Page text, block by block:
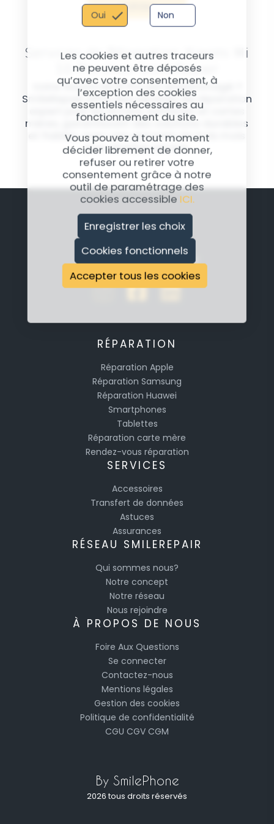
Oui Non
Les cookies et autres traceurs
ne peuvent être déposés
qu’avec votre consentement, à
l’exception des cookies
essentiels nécessaires au
fonctionnement du site.
Vous pouvez à tout moment
décider librement de donner,
refuser ou retirer votre
consentement grâce à notre
outil de paramétrage des
cookies accessible ICI.
Enregistrer les choix
Cookies fonctionnels
Accepter tous les cookies
être nécessaire pour évaluer des dommages plus
Valider
Services de Réparation Xiaomi Mi
10 Pro chez SmileRepair
Votre Xiaomi Mi 10 Pro est endommagé ?
SmileRepair offre des services de réparation
expert pour les écrans, batteries et cartes
mères, garantissant des solutions durables
et fiables, avec une garantie de trois mois
pour chaque service.
RÉPARATION
Réparation Apple
Réparation Samsung
Réparation Huawei
Smartphones
Tablettes
Réparation carte mère
Rendez-vous réparation
SERVICES
Accessoires
Transfert de données
Astuces
Assurances
RÉSEAU SMILEREPAIR
Qui sommes nous?
Notre concept
Notre réseau
Nous rejoindre
À PROPOS DE NOUS
Foire Aux Questions
Se connecter
Contactez-nous
Mentions légales
Gestion des cookies
Politique de confidentialité
CGU CGV CGM
By SmilePhone
2026 tous droits réservés